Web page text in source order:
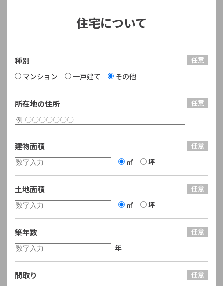
住宅について
種別
マンション 一戸建て その他
所在地の住所
建物面積
㎡ 坪
土地面積
㎡ 坪
築年数
年
間取り